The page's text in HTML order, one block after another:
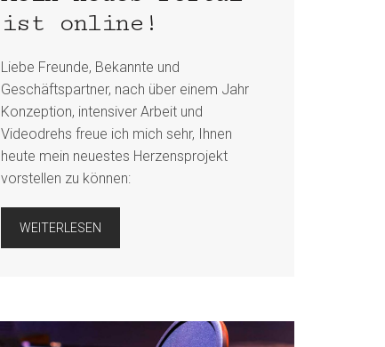
ist online!
Liebe Freunde, Bekannte und
Geschäftspartner, nach über einem Jahr
Konzeption, intensiver Arbeit und
Videodrehs freue ich mich sehr, Ihnen
heute mein neuestes Herzensprojekt
vorstellen zu können:
WEITERLESEN